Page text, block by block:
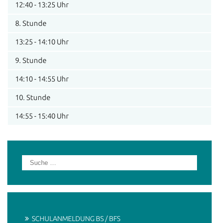
12:40 - 13:25 Uhr
8. Stunde
13:25 - 14:10 Uhr
9. Stunde
14:10 - 14:55 Uhr
10. Stunde
14:55 - 15:40 Uhr
SCHULANMELDUNG BS / BFS